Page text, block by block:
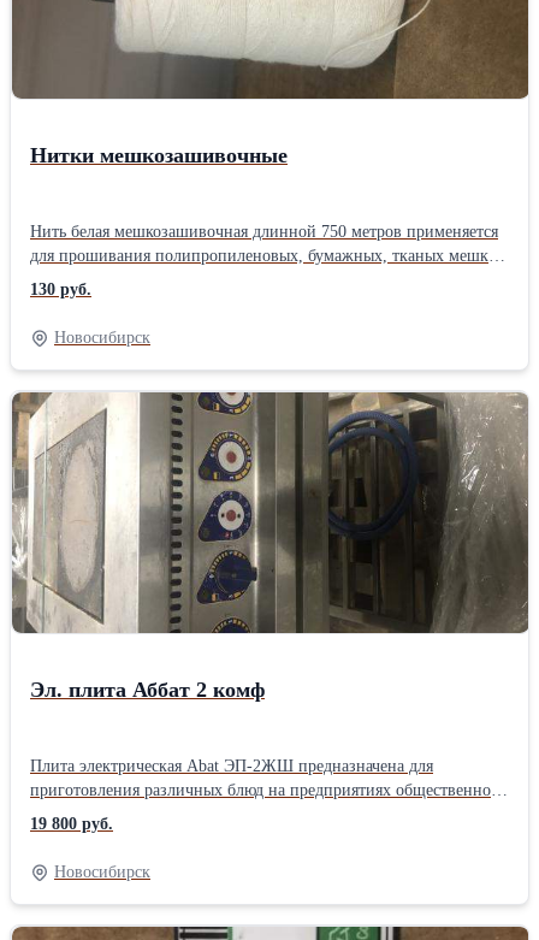
20-летнего использования показывает, что срок использования
фритюра увеличивается в 2-3 раза.
Нитки мешкозашивочные
Нить белая мешкозашивочная длинной 750 метров применяется
для прошивания полипропиленовых, бумажных, тканых мешков
в мукомольном, сахарном, крупяном производстве. Нить
используют при упаковке различной химической, строительной
и прочей сыпучей продукции. Подходят к любым ручным и
стационарным мешкозашивочным машинам. Нитки используют
в качестве расходного материала в канцеляриях для прошивания
документов; при опечатывании ювелирных изделий, шкафов и
сейфов. В наличии 102 шт
130 руб.
Новосибирск
Эл. плита Аббат 2 комф
Плита электрическая Abat ЭП-2ЖШ предназначена для
приготовления различных блюд на предприятиях общественного
питания и торговли. Модель оснащена чугунными
конфорками.Производитель: ОАО ЧУВАШТОРГТЕХНИКА
Способ установки: Напольная Тип питания: Электрическая Тип
рабочей поверхности: Раздельная Форма рабочей поверхности:
Квадратная Материал: Чугун
19 800 руб.
Новосибирск